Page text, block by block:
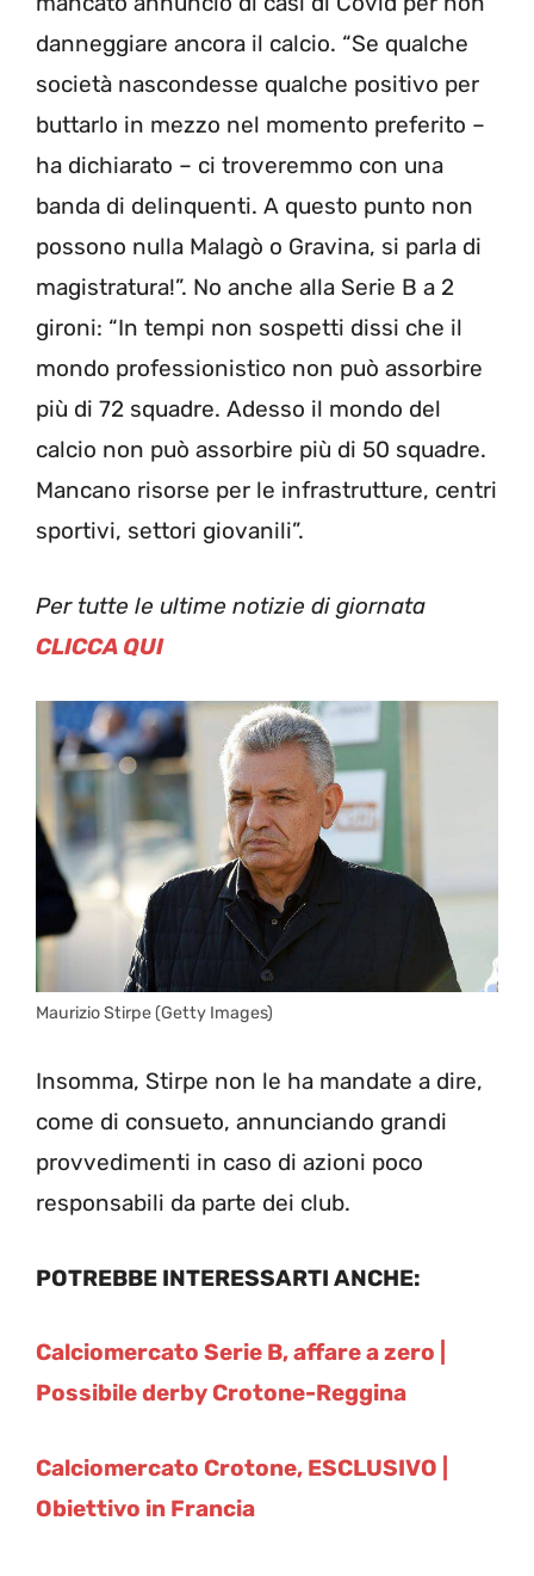
danneggiare ancora il calcio. “Se qualche
società nascondesse qualche positivo per
buttarlo in mezzo nel momento preferito –
ha dichiarato – ci troveremmo con una
banda di delinquenti. A questo punto non
possono nulla Malagò o Gravina, si parla di
magistratura!”. No anche alla Serie B a 2
gironi: “In tempi non sospetti dissi che il
mondo professionistico non può assorbire
più di 72 squadre. Adesso il mondo del
calcio non può assorbire più di 50 squadre.
Mancano risorse per le infrastrutture, centri
sportivi, settori giovanili”.
Per tutte le ultime notizie di giornata
CLICCA QUI
Maurizio Stirpe (Getty Images)
Insomma, Stirpe non le ha mandate a dire,
come di consueto, annunciando grandi
provvedimenti in caso di azioni poco
responsabili da parte dei club.
POTREBBE INTERESSARTI ANCHE:
Calciomercato Serie B, affare a zero |
Possibile derby Crotone-Reggina
Calciomercato Crotone, ESCLUSIVO |
Obiettivo in Francia